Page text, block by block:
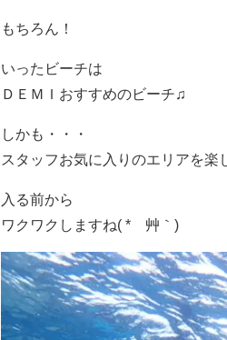
もちろん！
いったビーチは
ＤＥＭＩおすすめのビーチ♫
しかも・・・
スタッフお気に入りのエリアを楽
入る前から
ワクワクしますね( *´艸｀)